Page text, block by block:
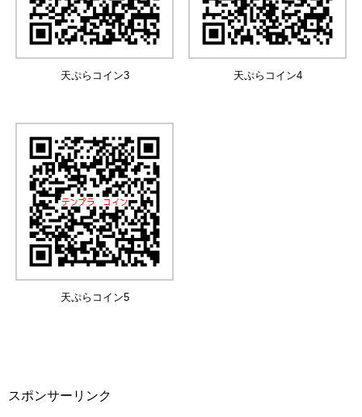
天ぷらコイン3 天ぷらコイン4
天ぷらコイン5
スポンサーリンク